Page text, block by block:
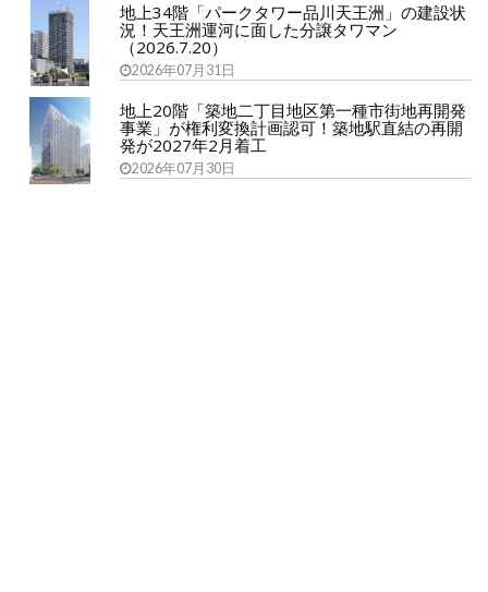
地上34階「パークタワー品川天王洲」の建設状
況！天王洲運河に面した分譲タワマン
（2026.7.20）
2026年07月31日
地上20階「築地二丁目地区第一種市街地再開発
事業」が権利変換計画認可！築地駅直結の再開
発が2027年2月着工
2026年07月30日